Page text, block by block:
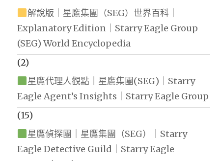
解說版｜星鷹集團（SEG）世界百科｜
Explanatory Edition｜Starry Eagle Group
(SEG) World Encyclopedia
(2)
星鷹代理人觀點｜星鷹集團(SEG)｜Starry
Eagle Agent’s Insights｜Starry Eagle Group
(15)
星鷹偵探團｜星鷹集團（SEG）｜Starry
Eagle Detective Guild｜Starry Eagle